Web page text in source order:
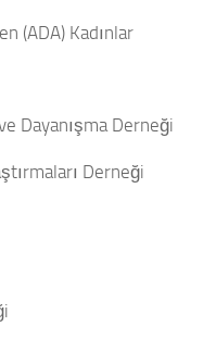
(ADA) Kadınlar
Dayanışma Derneği
Derneği